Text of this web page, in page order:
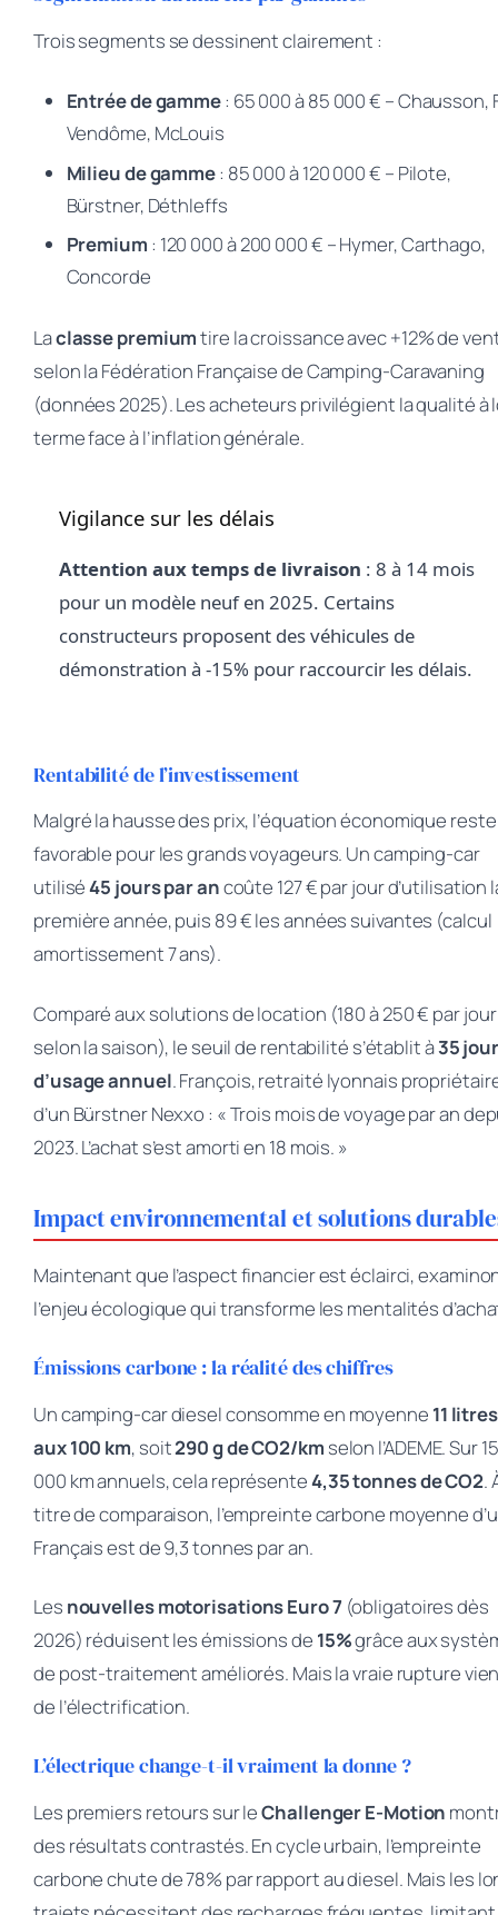
Trois segments se dessinent clairement :
Entrée de gamme: 65 000 à 85 000 € – Chausson,
Vendôme, McLouis
Milieu de gamme: 85 000 à 120 000 € – Pilote,
Bürstner, Déthleffs
Premium : 120 000 à 200 000 € – Hymer, Carthago,
Concorde
Laclasse premiumtire la croissance avec +12% de
selon la Fédération Française de Camping-Caravaning
(données 2025). Les acheteurs privilégient la qualité à
terme face à l’inflation générale.
Vigilance sur les délais
Attention aux temps de livraison : 8 à 14 mois
pour un modèle neuf en 2025. Certains
constructeurs proposent des véhicules de
démonstration à -15% pour raccourcir les délais.
Rentabilité de l’investissement
Malgré la hausse des prix, l’équation économique reste
favorable pour les grands voyageurs. Un camping-car
utilisé45 jours par ancoûte 127 € par jour d’utilisation
première année, puis 89 € les années suivantes (calcul
amortissement 7 ans).
Comparé aux solutions de location (180 à 250 € par jour
selon la saison), le seuil de rentabilité s’établit à35
d’usage annuel. François, retraité lyonnais
d’un Bürstner Nexxo : « Trois mois de voyage par an
2023. L’achat s’est amorti en 18 mois. »
Impact environnemental et solutions
Maintenant que l’aspect financier est éclairci,
l’enjeu écologique qui transforme les mentalités
Émissions carbone : la réalité des chiffres
Un camping-car diesel consomme en moyenne 11 litres
aux 100 km, soit290 g de CO2/km selon l’ADEME. Sur 15
000 km annuels, cela représente4,35 tonnes de CO2.
titre de comparaison, l’empreinte carbone moyenne
Français est de 9,3 tonnes par an.
Les nouvelles motorisations Euro 7 (obligatoires dès
2026) réduisent les émissions de 15%grâce aux
de post-traitement améliorés. Mais la vraie rupture
de l’électrification.
L’électrique change-t-il vraiment la donne ?
Les premiers retours sur leChallenger E-Motion
des résultats contrastés. En cycle urbain, l’empreinte
carbone chute de 78% par rapport au diesel. Mais les